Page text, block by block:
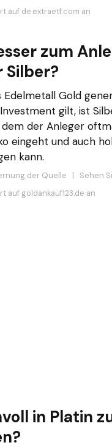
auf de.extraetf.com an
zum
Silber?
Edelmetall Gold
gilt, ist
der Anleger
eingeht und auch
kann.
der Quelle | Sehen
auf goldankauf123.de an
in Platin